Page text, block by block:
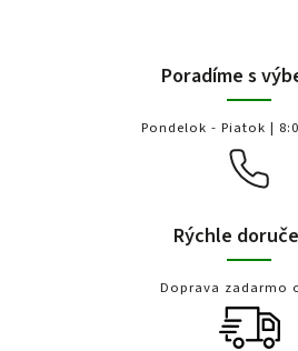
Poradíme s
Pondelok - Piatok |
Rýchle
Doprava zadarmo